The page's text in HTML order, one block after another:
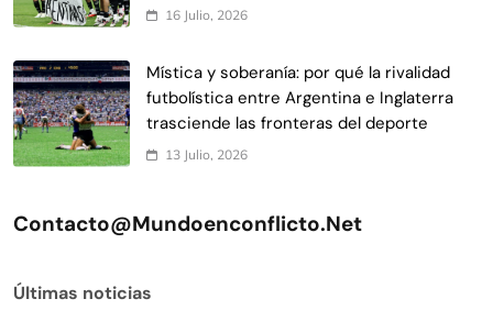
16 Julio, 2026
Mística y soberanía: por qué la rivalidad
futbolística entre Argentina e Inglaterra
trasciende las fronteras del deporte
13 Julio, 2026
Contacto@mundoenconflicto.net
Últimas noticias